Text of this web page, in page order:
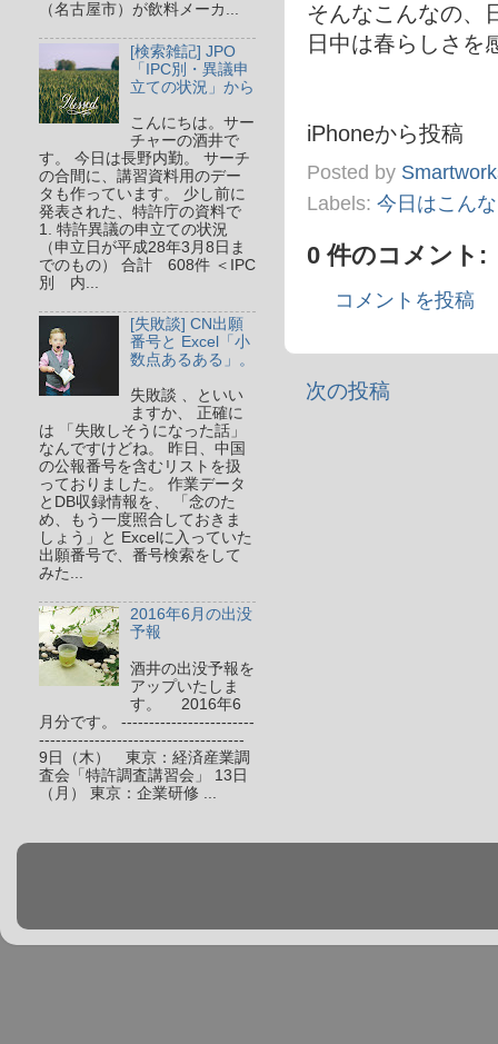
そんなこんなの、
日中は春らしさを
iPhoneから投稿
Posted by
Labels: 今日はこん
0 件のコメント:
コメントを投稿
次の投稿
（名古屋市）が飲料メーカ...
[検索雑記] JPO
「IPC別・異議申
立ての状況」から
こんにちは。サー
チャーの酒井で
す。 今日は長野内勤。 サーチ
の合間に、講習資料用のデー
タも作っています。 少し前に
発表された、特許庁の資料で
1. 特許異議の申立ての状況
（申立日が平成28年3月8日ま
でのもの） 合計 608件 ＜IPC
別 内...
[失敗談] CN出願
番号と Excel「小
数点あるある」。
失敗談 、といい
ますか、 正確に
は 「失敗しそうになった話」
なんですけどね。 昨日、中国
の公報番号を含むリストを扱
っておりました。 作業データ
とDB収録情報を、 「念のた
め、もう一度照合しておきま
しょう」と Excelに入っていた
出願番号で、番号検索をして
みた...
2016年6月の出没
予報
酒井の出没予報を
アップいたしま
す。 2016年6
月分です。 ------------------------
-------------------------------------
9日（木） 東京：経済産業調
査会「特許調査講習会」 13日
（月） 東京：企業研修 ...